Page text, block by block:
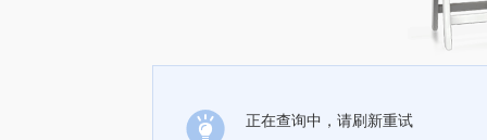
正在查询中，请刷新重试